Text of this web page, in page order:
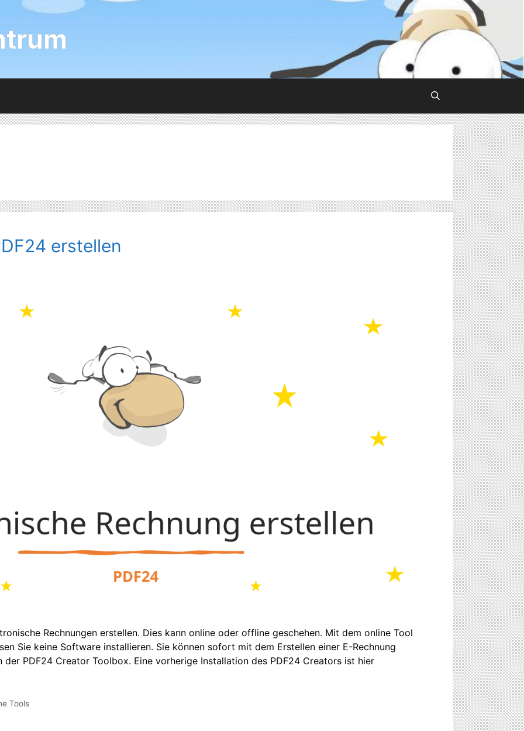
erstellen
Rechnungen erstellen. Dies kann online oder offline geschehen. Mit dem online Tool
Sie keine Software installieren. Sie können sofort mit dem Erstellen einer E-Rechnung
der PDF24 Creator Toolbox. Eine vorherige Installation des PDF24 Creators ist hier
Tools